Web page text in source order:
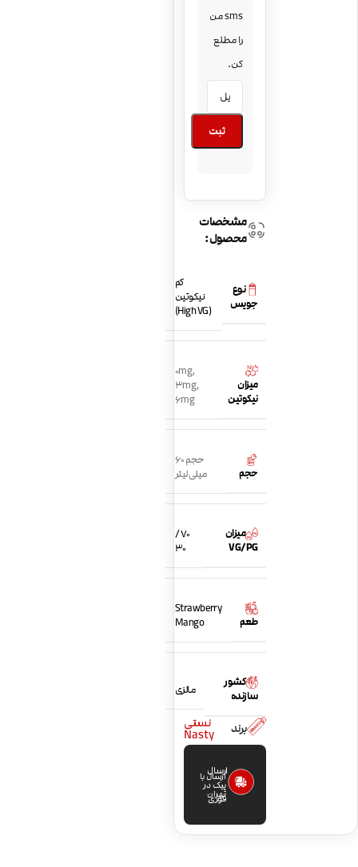
sms من
را مطلع
کن.
ثبت
مشخصات
محصول:
نوع
جویس
کم
نیکوتین
(High VG)
میزان
نیکوتین
0mg,
3mg,
6mg
حجم
حجم 60
میلی لیتر
میزان
VG/PG
70 /
30
طعم
Strawberry
Mango
کشور
سازنده
مالزی
برند نستی
Nasty
ارسال
فوری
ارسال با
پیک در
تهران